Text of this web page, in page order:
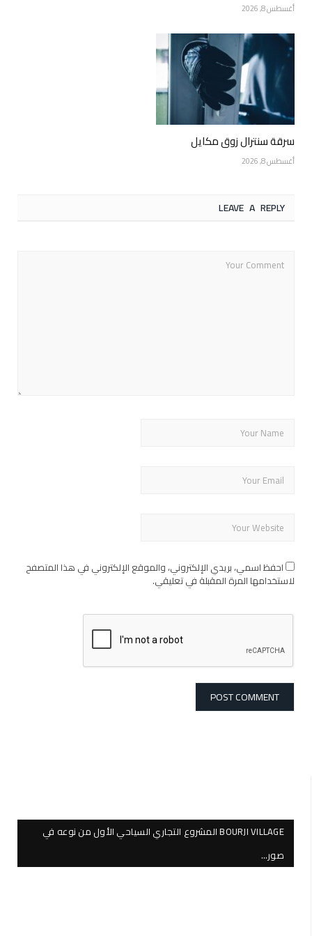
أغسطس 8, 2026
سرقة سنترال زوق مكايل
أغسطس 8, 2026
LEAVE A REPLY
احفظ اسمي، بريدي الإلكتروني، والموقع الإلكتروني في هذا المتصفح
لاستخدامها المرة المقبلة في تعليقي.
BOURJI VILLAGE المشروع التجاري السياحي الأول من نوعه في
صور…